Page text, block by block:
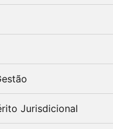
Jurisdicional